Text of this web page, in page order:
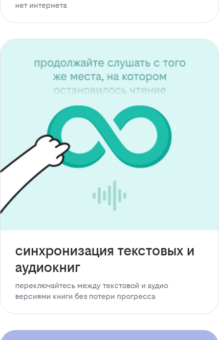
нет интернета
синхронизация текстовых и
аудиокниг
переключайтесь между текстовой и аудио
версиями книги без потери прогресса